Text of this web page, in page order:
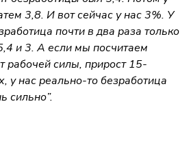
3,8. И вот сейчас у нас 3%. У
почти в два раза только
и 3. А если мы посчитаем
рабочей силы, прирост 15-
у нас реально-то безработица
сильно”.